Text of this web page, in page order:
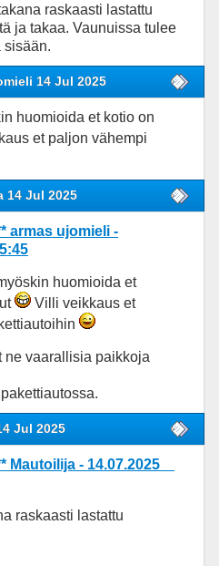
raskaasti lastattu
ja takaa. Vaunuissa tulee
sisään.
14 Jul 2025
huomioida et kotio on
et paljon vähempi
14 Jul 2025
armas ujomieli -
huomioida et
Villi veikkaus et
ne vaarallisia paikkoja
Jul 2025
Mautoilija - 14.07.2025
raskaasti lastattu